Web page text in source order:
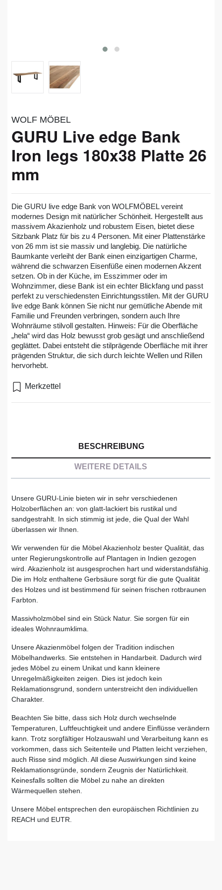
WOLF MÖBEL
GURU Live edge Bank
Iron legs 180x38 Platte 26
mm
Die GURU live edge Bank von WOLFMÖBEL vereint
modernes Design mit natürlicher Schönheit. Hergestellt aus
massivem Akazienholz und robustem Eisen, bietet diese
Sitzbank Platz für bis zu 4 Personen. Mit einer Plattenstärke
von 26 mm ist sie massiv und langlebig. Die natürliche
Baumkante verleiht der Bank einen einzigartigen Charme,
während die schwarzen Eisenfüße einen modernen Akzent
setzen. Ob in der Küche, im Esszimmer oder im
Wohnzimmer, diese Bank ist ein echter Blickfang und passt
perfekt zu verschiedensten Einrichtungsstilen. Mit der GURU
live edge Bank können Sie nicht nur gemütliche Abende mit
Familie und Freunden verbringen, sondern auch Ihre
Wohnräume stilvoll gestalten. Hinweis: Für die Oberfläche
„hela“ wird das Holz bewusst grob gesägt und anschließend
geglättet. Dabei entsteht die stilprägende Oberfläche mit ihrer
prägenden Struktur, die sich durch leichte Wellen und Rillen
hervorhebt.
Merkzettel
BESCHREIBUNG
WEITERE DETAILS
Unsere GURU-Linie bieten wir in sehr verschiedenen
Holzoberflächen an: von glatt-lackiert bis rustikal und
sandgestrahlt. In sich stimmig ist jede, die Qual der Wahl
überlassen wir Ihnen.
Wir verwenden für die Möbel Akazienholz bester Qualität, das
unter Regierungskontrolle auf Plantagen in Indien gezogen
wird. Akazienholz ist ausgesprochen hart und widerstandsfähig.
Die im Holz enthaltene Gerbsäure sorgt für die gute Qualität
des Holzes und ist bestimmend für seinen frischen rotbraunen
Farbton.
Massivholzmöbel sind ein Stück Natur. Sie sorgen für ein
ideales Wohnraumklima.
Unsere Akazienmöbel folgen der Tradition indischen
Möbelhandwerks. Sie entstehen in Handarbeit. Dadurch wird
jedes Möbel zu einem Unikat und kann kleinere
Unregelmäßigkeiten zeigen. Dies ist jedoch kein
Reklamationsgrund, sondern unterstreicht den individuellen
Charakter.
Beachten Sie bitte, dass sich Holz durch wechselnde
Temperaturen, Luftfeuchtigkeit und andere Einflüsse verändern
kann. Trotz sorgfältiger Holzauswahl und Verarbeitung kann es
vorkommen, dass sich Seitenteile und Platten leicht verziehen,
auch Risse sind möglich. All diese Auswirkungen sind keine
Reklamationsgründe, sondern Zeugnis der Natürlichkeit.
Keinesfalls sollten die Möbel zu nahe an direkten
Wärmequellen stehen.
Unsere Möbel entsprechen den europäischen Richtlinien zu
REACH und EUTR.